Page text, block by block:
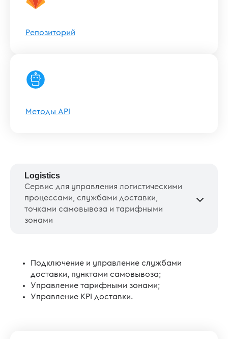
Репозиторий
Методы API
Logistics
Сервис для управления логистическими
процессами, службами доставки,
точками самовывоза и тарифными
зонами
Подключение и управление службами
доставки, пунктами самовывоза;
Управление тарифными зонами;
Управление KPI доставки.